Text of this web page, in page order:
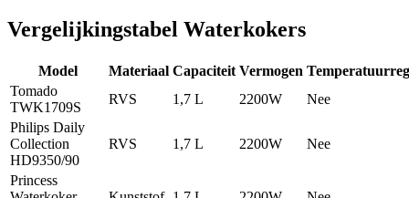
Vergelijkingstabel Waterkokers
Model Materiaal Capaciteit Vermogen
Tomado
TWK1709S
RVS 1,7 L 2200W
Nee
Philips Daily
Collection
HD9350/90
RVS 1,7 L 2200W Nee
Princess